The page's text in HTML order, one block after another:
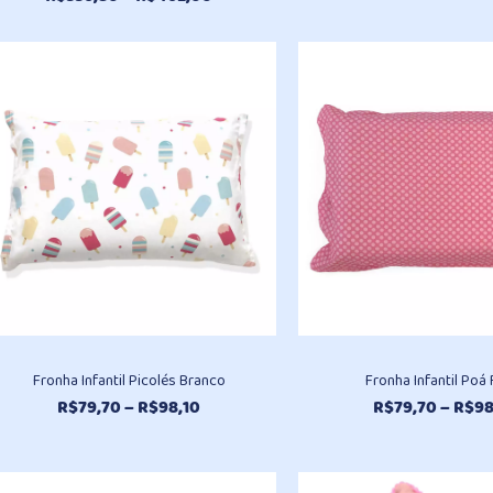
preço:
R$462,00
Fronha Infantil Picolés Branco
R$79,70–R$98,10
R$79,70
Fronha Infantil Poá
R$79,70–R$